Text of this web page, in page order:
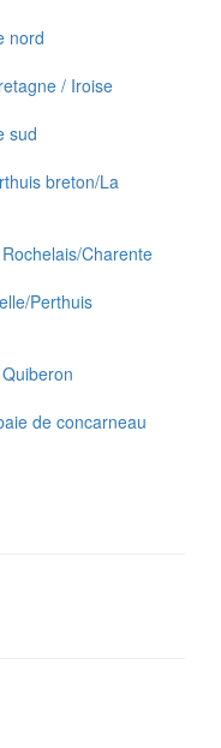
nord
/ Iroise
sud
breton/La
Charente
Perthuis
de concarneau